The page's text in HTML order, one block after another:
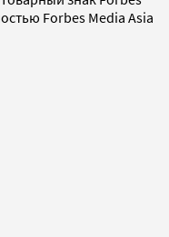
Forbes Media Asia